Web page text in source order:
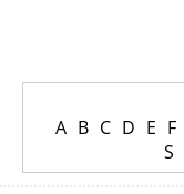
A B C D E F
S